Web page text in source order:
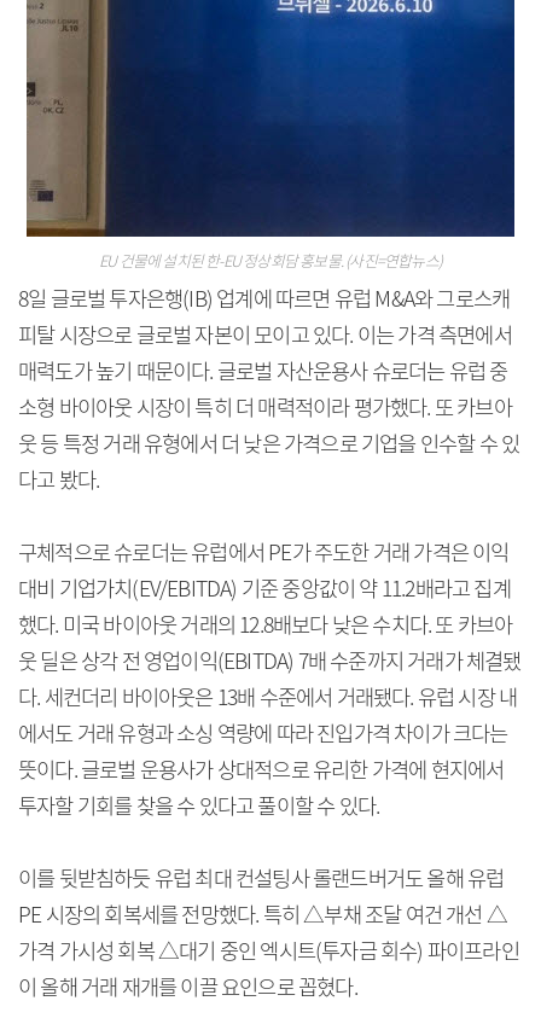
EU 건물에 설치된 한-EU 정상회담 홍보물. (사진=연합뉴스)
8일 글로벌 투자은행(IB) 업계에 따르면 유럽 M&A와 그로스캐
피탈 시장으로 글로벌 자본이 모이고 있다. 이는 가격 측면에서
매력도가 높기 때문이다. 글로벌 자산운용사 슈로더는 유럽 중
소형 바이아웃 시장이 특히 더 매력적이라 평가했다. 또 카브아
웃 등 특정 거래 유형에서 더 낮은 가격으로 기업을 인수할 수 있
다고 봤다.
구체적으로 슈로더는 유럽에서 PE가 주도한 거래 가격은 이익
대비 기업가치(EV/EBITDA) 기준 중앙값이 약 11.2배라고 집계
했다. 미국 바이아웃 거래의 12.8배보다 낮은 수치다. 또 카브아
웃 딜은 상각 전 영업이익(EBITDA) 7배 수준까지 거래가 체결됐
다. 세컨더리 바이아웃은 13배 수준에서 거래됐다. 유럽 시장 내
에서도 거래 유형과 소싱 역량에 따라 진입가격 차이가 크다는
뜻이다. 글로벌 운용사가 상대적으로 유리한 가격에 현지에서
투자할 기회를 찾을 수 있다고 풀이할 수 있다.
이를 뒷받침하듯 유럽 최대 컨설팅사 롤랜드버거도 올해 유럽
PE 시장의 회복세를 전망했다. 특히 △부채 조달 여건 개선 △
가격 가시성 회복 △대기 중인 엑시트(투자금 회수) 파이프라인
이 올해 거래 재개를 이끌 요인으로 꼽혔다.